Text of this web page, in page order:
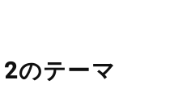
のテーマ